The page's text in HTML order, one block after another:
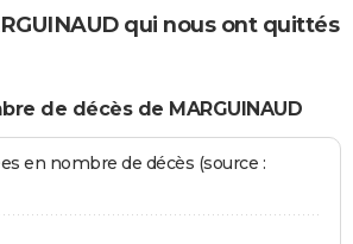
qui nous ont quittés
de décès de MARGUINAUD
en nombre de décès (source :